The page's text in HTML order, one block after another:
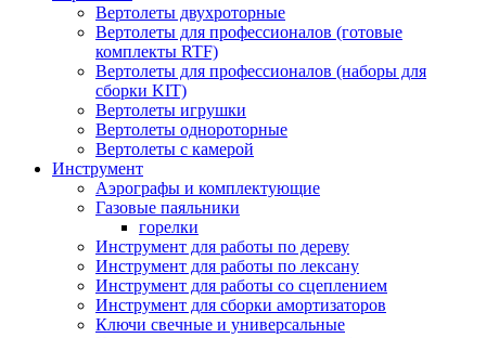
Вертолеты двухроторные
Вертолеты для профессионалов (готовые
комплекты RTF)
Вертолеты для профессионалов (наборы для
сборки KIT)
Вертолеты игрушки
Вертолеты однороторные
Вертолеты с камерой
Инструмент
Аэрографы и комплектующие
Газовые паяльники
горелки
Инструмент для работы по дереву
Инструмент для работы по лексану
Инструмент для работы со сцеплением
Инструмент для сборки амортизаторов
Ключи свечные и универсальные